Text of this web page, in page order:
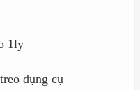
1ly
dụng cụ